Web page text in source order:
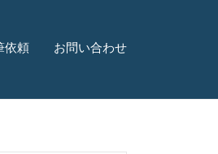
依頼 お問い合わせ